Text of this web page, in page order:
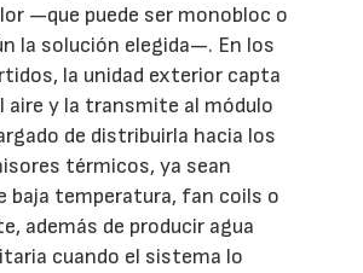
—que puede ser monobloc o
la solución elegida—. En los
la unidad exterior capta
aire y la transmite al módulo
de distribuirla hacia los
térmicos, ya sean
baja temperatura, fan coils o
además de producir agua
cuando el sistema lo